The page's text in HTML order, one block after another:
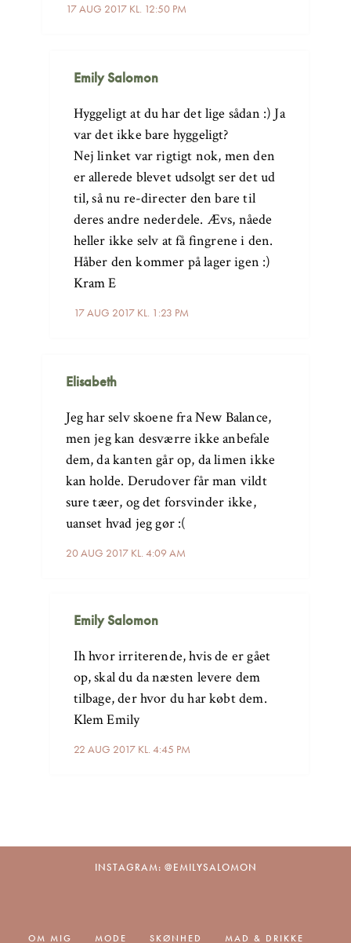
17 AUG 2017 KL. 12:50 PM
Emily Salomon
17 AUG 2017 KL. 1:23 PM
Hyggeligt at du har det lige sådan :) Ja
var det ikke bare hyggeligt?
Nej linket var rigtigt nok, men den
er allerede blevet udsolgt ser det ud
til, så nu re-directer den bare til
deres andre nederdele. Ævs, nåede
heller ikke selv at få fingrene i den.
Håber den kommer på lager igen :)
Kram E
Elisabeth
20 AUG 2017 KL. 4:09 AM
Jeg har selv skoene fra New Balance,
men jeg kan desværre ikke anbefale
dem, da kanten går op, da limen ikke
kan holde. Derudover får man vildt
sure tæer, og det forsvinder ikke,
uanset hvad jeg gør :(
Emily Salomon
22 AUG 2017 KL. 4:45 PM
Ih hvor irriterende, hvis de er gået
op, skal du da næsten levere dem
tilbage, der hvor du har købt dem.
Klem Emily
INSTAGRAM: @EMILYSALOMON
OM MIG MODE SKØNHED MAD & DRIKKE